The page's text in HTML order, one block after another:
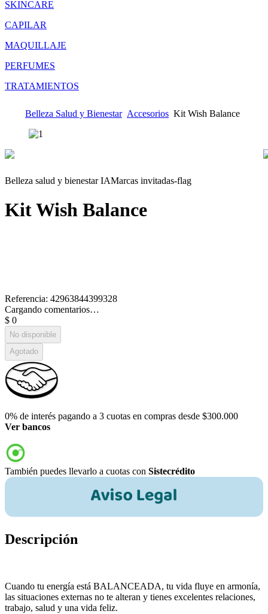
SKINCARE
CAPILAR
MAQUILLAJE
PERFUMES
TRATAMIENTOS
Belleza Salud y Bienestar Accesorios Kit Wish Balance
Belleza salud y bienestar IAMarcas invitadas-flag
Kit Wish Balance
Referencia: 42963844399328
Cargando comentarios…
$ 0
No disponible
Agotado
0% de interés pagando a 3 cuotas en compras desde $300.000
Ver bancos
También puedes llevarlo a cuotas con Sistecrédito
Descripción
Cuando tu energía está BALANCEADA, tu vida fluye en armonía,
las situaciones externas no te alteran y tienes excelentes relaciones,
trabajo, salud y una vida feliz.